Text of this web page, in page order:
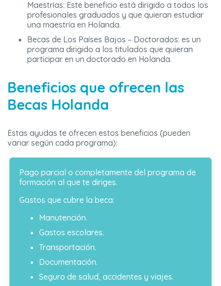
Maestrías: Este beneficio está dirigido a todos los
profesionales graduados y que quieran estudiar
una maestría en Holanda.
Becas de Los Países Bajos – Doctorados: es un
programa dirigido a los titulados que quieran
participar en un doctorado en Holanda.
Beneficios que ofrecen las
Becas Holanda
Estas ayudas te ofrecen estos beneficios (pueden
variar según cada programa):
Pago parcial o completamente del programa de
formación al que te diriges.
Gastos que cubre la beca:
Manutención.
Gastos escolares.
Transportación.
Documentación.
Seguro de salud, accidentes y viajes.